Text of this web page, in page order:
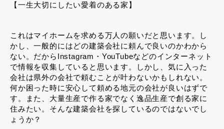
【一生大切にしたい愛着のある家】
これはマイホームを求める万人の願いだと思います。し
かし、一般的にはどの建築会社に頼んで良いのかわから
ない。だからInstagram・YouTubeなどのインターネット
で情報を収集していると思います。しかし、気に入った
会社は県外の会社で頼むことが叶わないかもしれない。
何か困った時に安心して頼める地元の会社が良いはずで
す。また、大量生産で作る家でなく逸品生産で創る家に
住みたい。そんな建築会社を探しているのではないでし
ょうか？